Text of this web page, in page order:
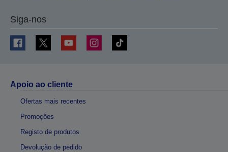
Siga-nos
Apoio ao cliente
Ofertas mais recentes
Promoções
Registo de produtos
Devolução de pedido